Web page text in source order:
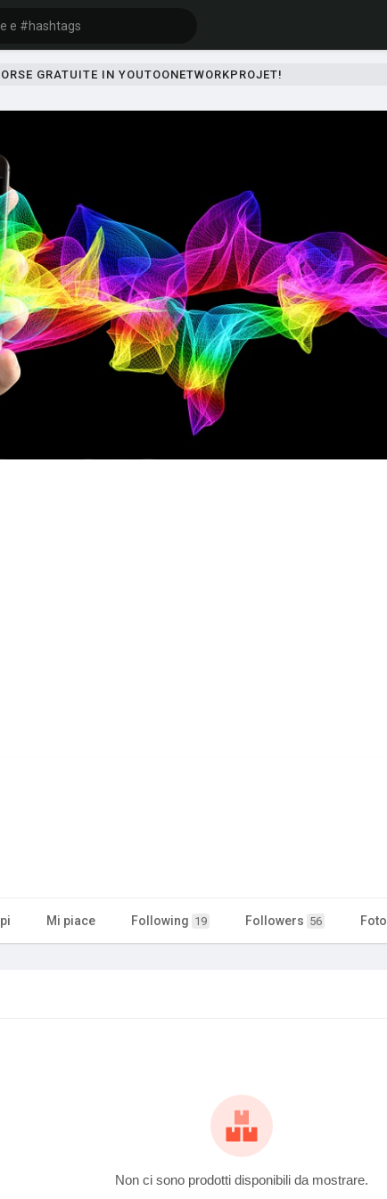
GRATUITE IN YOUTOONETWORKPROJET!
Mi piace Following 19 Followers 56 Foto
Non ci sono prodotti disponibili da mostrare.